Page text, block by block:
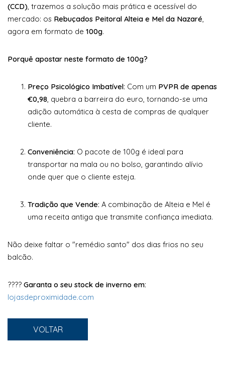
(CCD) , trazemos a solução mais prática e acessível do
mercado: os Rebuçados Peitoral Alteia e Mel da Nazaré
agora em formato de 100g.
Porquê apostar neste formato de 100g?
Preço Psicológico Imbatível: Com um PVPR de apenas
€0,98 , quebra a barreira do euro, tornando-se uma
adição automática à cesta de compras de qualquer
cliente.
Conveniência: O pacote de 100g é ideal para
transportar na mala ou no bolso, garantindo alívio
onde quer que o cliente esteja.
Tradição que Vende: A combinação de Alteia e Mel é
uma receita antiga que transmite confiança imediata.
Não deixe faltar o "remédio santo" dos dias frios no seu
balcão.
???? Garanta o seu stock de inverno em:
lojasdeproximidade.com
VOLTAR